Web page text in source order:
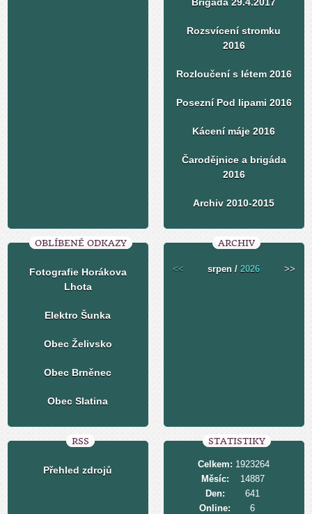
Rozsvícení stromku
2016
Rozloučení s létem 2016
Posezní Pod lipami 2016
Kácení máje 2016
Čarodějnice a brigáda
2016
Archiv 2010-2015
OBLÍBENÉ ODKAZY
Fotografie Horákova
Lhota
Elektro Šunka
Obec Želivsko
Obec Brněnec
Obec Slatina
ARCHIV
<< srpen /2026 >>
RSS
Přehled zdrojů
STATISTIKY
Online: 6
Celkem: 1923264
Měsíc:
14887
Den:
641